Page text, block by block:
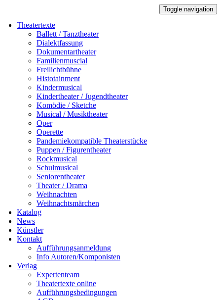
Toggle navigation
Theatertexte
Ballett / Tanztheater
Dialektfassung
Dokumentartheater
Familienmuscial
Freilichtbühne
Histotainment
Kindermusical
Kindertheater / Jugendtheater
Komödie / Sketche
Musical / Musiktheater
Oper
Operette
Pandemiekompatible Theaterstücke
Puppen / Figurentheater
Rockmusical
Schulmusical
Seniorentheater
Theater / Drama
Weihnachten
Weihnachtsmärchen
Katalog
News
Künstler
Kontakt
Aufführungsanmeldung
Info Autoren/Komponisten
Verlag
Expertenteam
Theatertexte online
Aufführungsbedingungen